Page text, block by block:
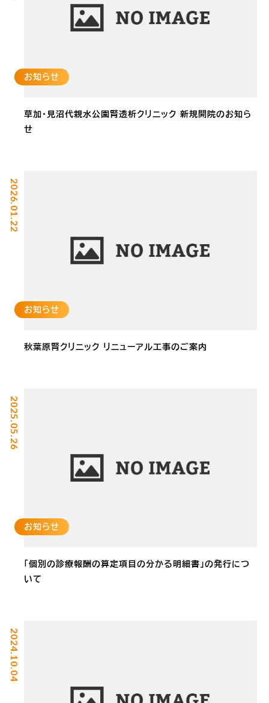
お知らせ
草加・見沼代親水公園腎透析クリニック 新規開院のお知ら
せ
2026.01.22
お知らせ
秋葉原腎クリニック リニューアル工事のご案内
2025.05.26
お知らせ
「個別の診療報酬の算定項目の分かる明細書」の発行につ
いて
2024.10.04